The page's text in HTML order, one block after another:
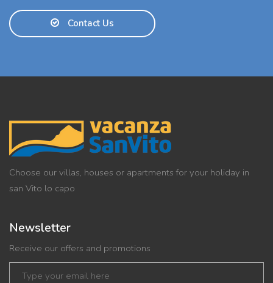
Contact Us
Choose our villas, houses or apartments for your holiday in
san Vito lo capo
Newsletter
Receive our offers and promotions